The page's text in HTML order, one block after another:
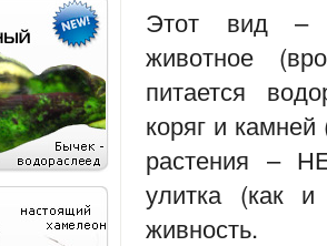
Этот вид –
животное
питается
коряг и
растения –
улитка (как
живность.